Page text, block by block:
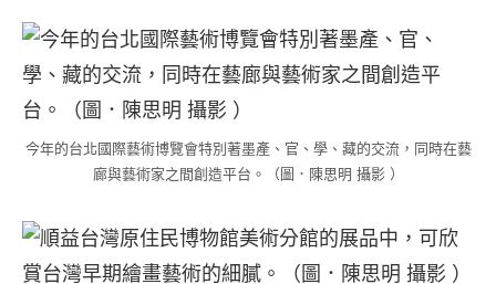
今年的台北國際藝術博覽會特別著墨產、官、學、藏的交流，同時在藝
廊與藝術家之間創造平台。（圖．陳思明 攝影 ）